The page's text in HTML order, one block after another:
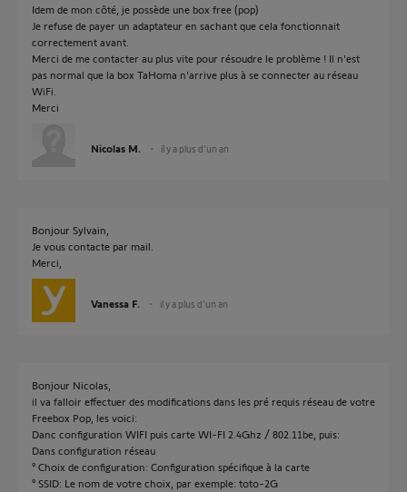
Idem de mon côté, je possède une box free (pop)
Je refuse de payer un adaptateur en sachant que cela fonctionnait
correctement avant.
Merci de me contacter au plus vite pour résoudre le problème ! Il n'est
pas normal que la box TaHoma n'arrive plus à se connecter au réseau
WiFi.
Merci
Nicolas M. il y a plus d'un an
Bonjour Sylvain,
Je vous contacte par mail.
Merci,
Vanessa F. il y a plus d'un an
Bonjour Nicolas,
il va falloir effectuer des modifications dans les pré requis réseau de votre
Freebox Pop, les voici:
Danc configuration WIFI puis carte WI-FI 2.4Ghz / 802.11be, puis:
Dans configuration réseau
° Choix de configuration: Configuration spécifique à la carte
° SSID: Le nom de votre choix, par exemple: toto-2G